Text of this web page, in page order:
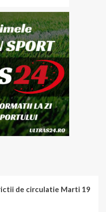
de circulatie Marti 19